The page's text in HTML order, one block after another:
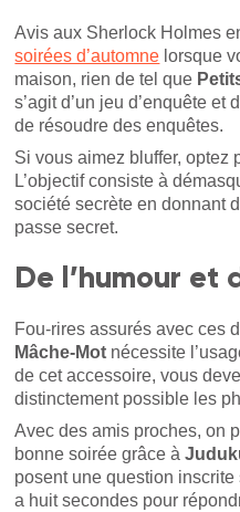
Avis aux Sherlock Holmes
soirées d’automne lorsque
maison, rien de tel que
s’agit d’un jeu d’enquête et
de résoudre des enquêtes.
Si vous aimez bluffer, optez
L’objectif consiste à
société secrète en donnant
passe secret.
De l’humour et
Fou-rires assurés avec ces
Mâche-Mot nécessite
de cet accessoire, vous
distinctement possible les
Avec des amis proches, on
bonne soirée grâce à
posent une question inscrite
a huit secondes pour